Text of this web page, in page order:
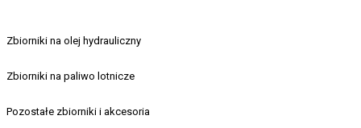
Zbiorniki na olej hydrauliczny
Zbiorniki na paliwo lotnicze
Pozostałe zbiorniki i akcesoria